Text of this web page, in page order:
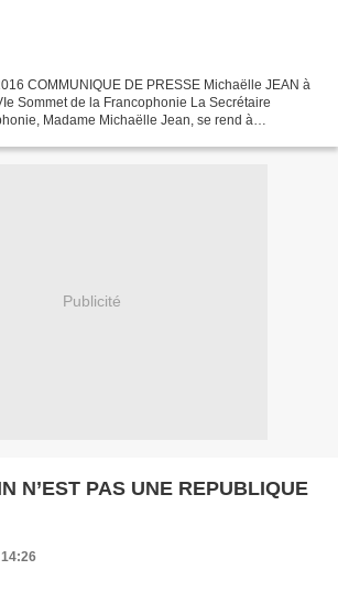
COMMUNIQUE DE PRESSE Michaëlle JEAN à
Sommet de la Francophonie La Secrétaire
Madame Michaëlle Jean, se rend à
Publicité
N’EST PAS UNE REPUBLIQUE